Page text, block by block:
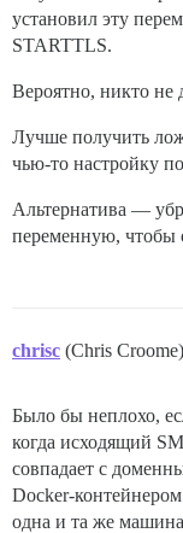
установил эту
STARTTLS.
Вероятно, никто не
Лучше получить
чью-то настройку
Альтернатива —
переменную, чтобы
chrisc (Chris Croome)
Было бы неплохо,
когда исходящий
совпадает с
Docker-контейнером
одна и та же